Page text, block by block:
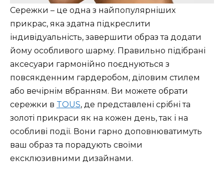
Сережки – це одна з найпопулярніших
прикрас, яка здатна підкреслити
індивідуальність, завершити образ та додати
йому особливого шарму. Правильно підібрані
аксесуари гармонійно поєднуються з
повсякденним гардеробом, діловим стилем
або вечірнім вбранням. Ви можете обрати
сережки в TOUS, де представлені срібні та
золоті прикраси як на кожен день, так і на
особливі події. Вони гарно доповнюватимуть
ваш образ та порадують своїми
ексклюзивними дизайнами.